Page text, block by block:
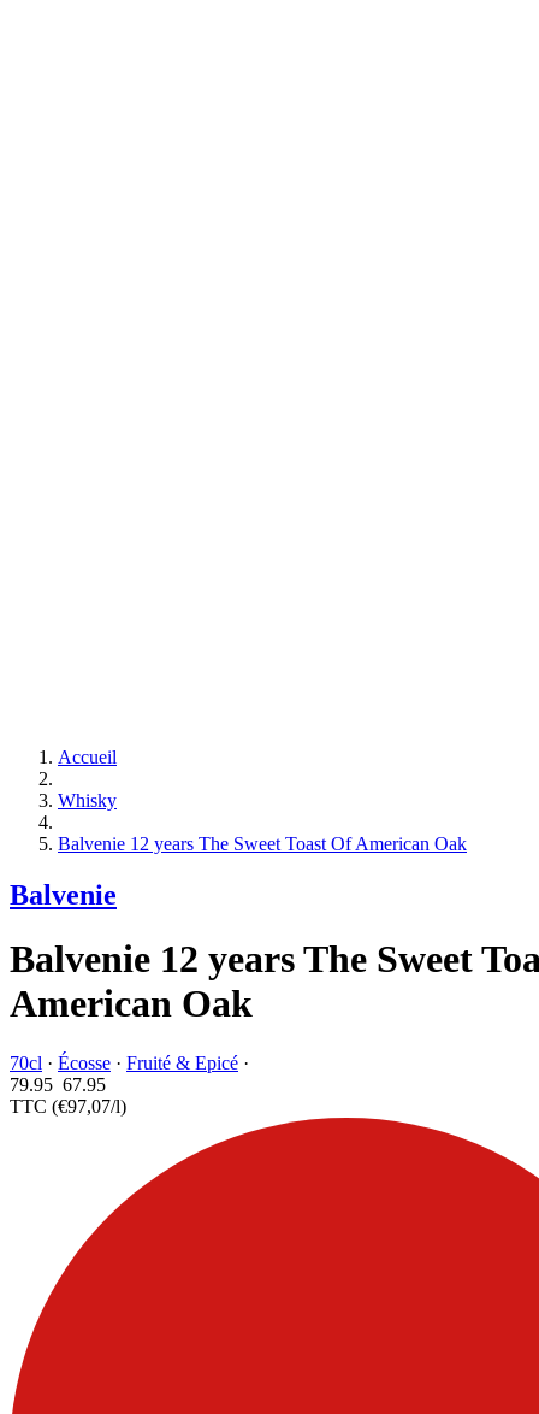
Accueil
Whisky
Balvenie 12 years The Sweet Toast Of American Oak
Balvenie
Balvenie 12 years The Sweet
American Oak
70cl · Écosse · Fruité & Epicé ·
79.95 67.95
TTC (€97,07/l)